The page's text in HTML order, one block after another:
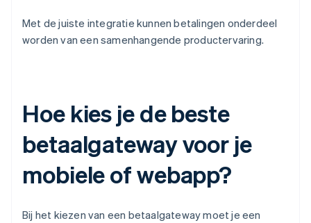
Met de juiste integratie kunnen betalingen onderdeel
worden van een samenhangende productervaring.
Hoe kies je de beste
betaalgateway voor je
mobiele of webapp?
Bij het kiezen van een betaalgateway moet je een